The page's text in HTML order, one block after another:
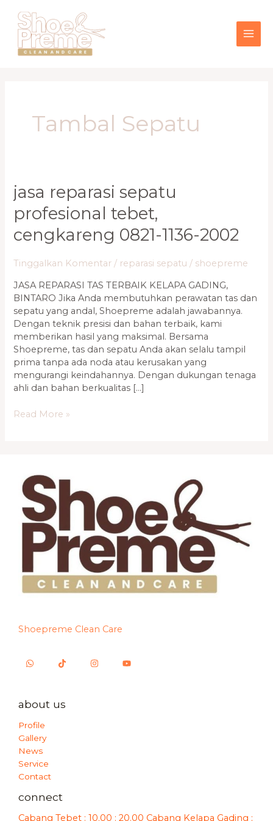
konten
Tambal Sepatu
jasa reparasi sepatu
profesional tebet,
cengkareng 0821-1136-2002
Tinggalkan Komentar / reparasi sepatu / shoepreme
JASA REPARASI TAS TERBAIK KELAPA GADING,
BINTARO Jika Anda membutuhkan perawatan tas dan
sepatu yang andal, Shoepreme adalah jawabannya.
Dengan teknik presisi dan bahan terbaik, kami
memberikan hasil yang maksimal. Bersama
Shoepreme, tas dan sepatu Anda akan selalu tampil
prima tanpa ada noda atau kerusakan yang
mengurangi keindahannya. Dengan dukungan tenaga
ahli dan bahan berkualitas […]
Jasa
Reparasi
Sepatu
Profesional
Tebet,
0821-
2002
Read More »
Shoepreme Clean Care
about us
Profile
Gallery
News
Service
Contact
connect
Cabang Tebet : 10.00 : 20.00 Cabang Kelapa Gading ;